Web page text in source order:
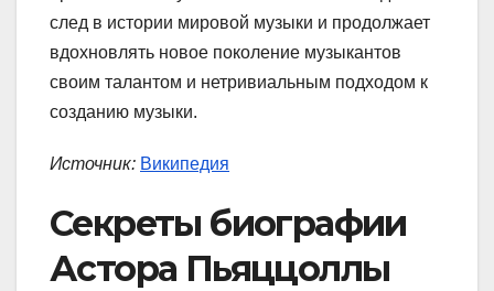
след в истории мировой музыки и продолжает
вдохновлять новое поколение музыкантов
своим талантом и нетривиальным подходом к
созданию музыки.
Источник: Википедия
Секреты биографии
Астора Пьяццоллы